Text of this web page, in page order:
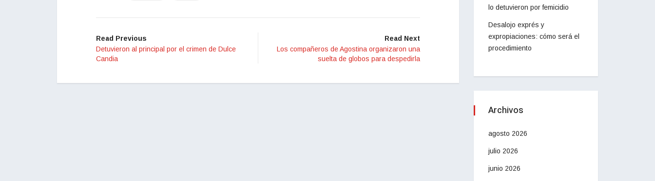
Read Previous
Detuvieron al principal por el crimen de Dulce
Candia
Read Next
Los compañeros de Agostina organizaron una
suelta de globos para despedirla
lo detuvieron por femicidio
Desalojo exprés y
expropiaciones: cómo será el
procedimiento
Archivos
agosto 2026
julio 2026
junio 2026